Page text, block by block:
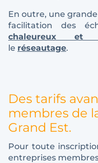
En outre, une
facilitation des
chaleureux et
le réseautage.
Des tarifs
membres de
Grand Est.
Pour toute
entreprises